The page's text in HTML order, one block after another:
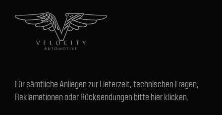
Für sämtliche Anliegen zur Lieferzeit, technischen Fragen,
Reklamationen oder Rücksendungen bitte hier klicken.